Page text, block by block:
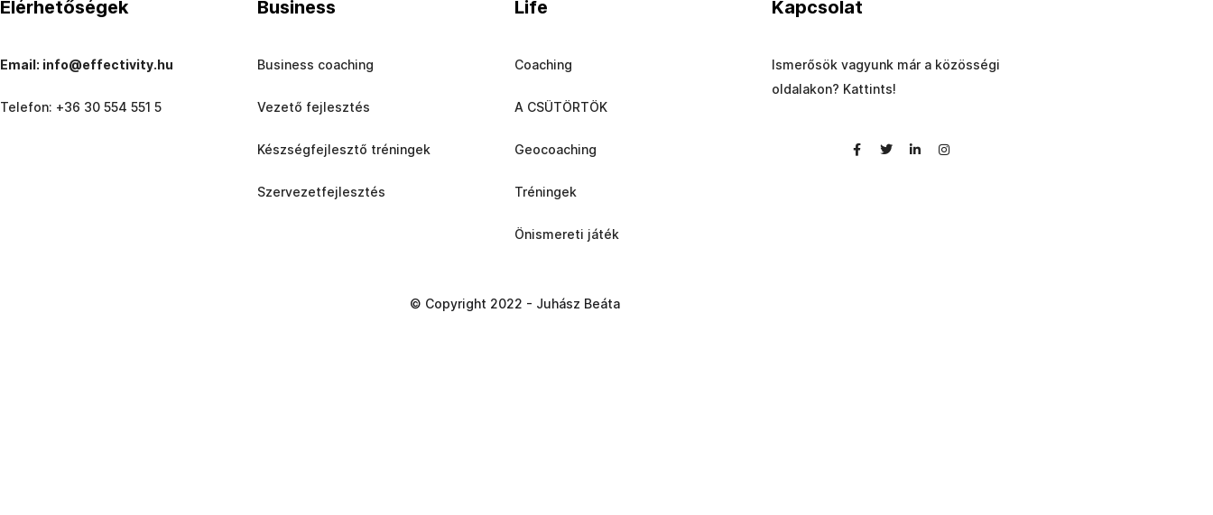
Elérhetőségek
Email: info@effectivity.hu
Telefon: +36 30 554 551 5
Business
Business coaching
Vezető fejlesztés
Készségfejlesztő tréningek
Szervezetfejlesztés
Life
Coaching
A CSÜTÖRTÖK
Geocoaching
Tréningek
Önismereti játék
Kapcsolat
Ismerősök vagyunk már a közösségi
oldalakon? Kattints!
© Copyright 2022 - Juhász Beáta